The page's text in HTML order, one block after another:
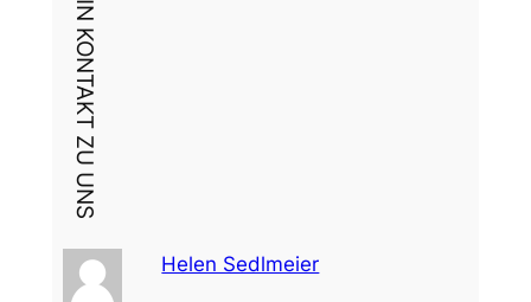
DEIN KONTAKT ZU UNS
Helen Sedlmeier